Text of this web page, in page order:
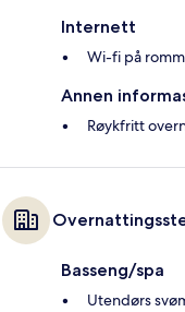
Internett
Wi-fi på
Annen
Røykfritt
Basseng/spa
Utendørs